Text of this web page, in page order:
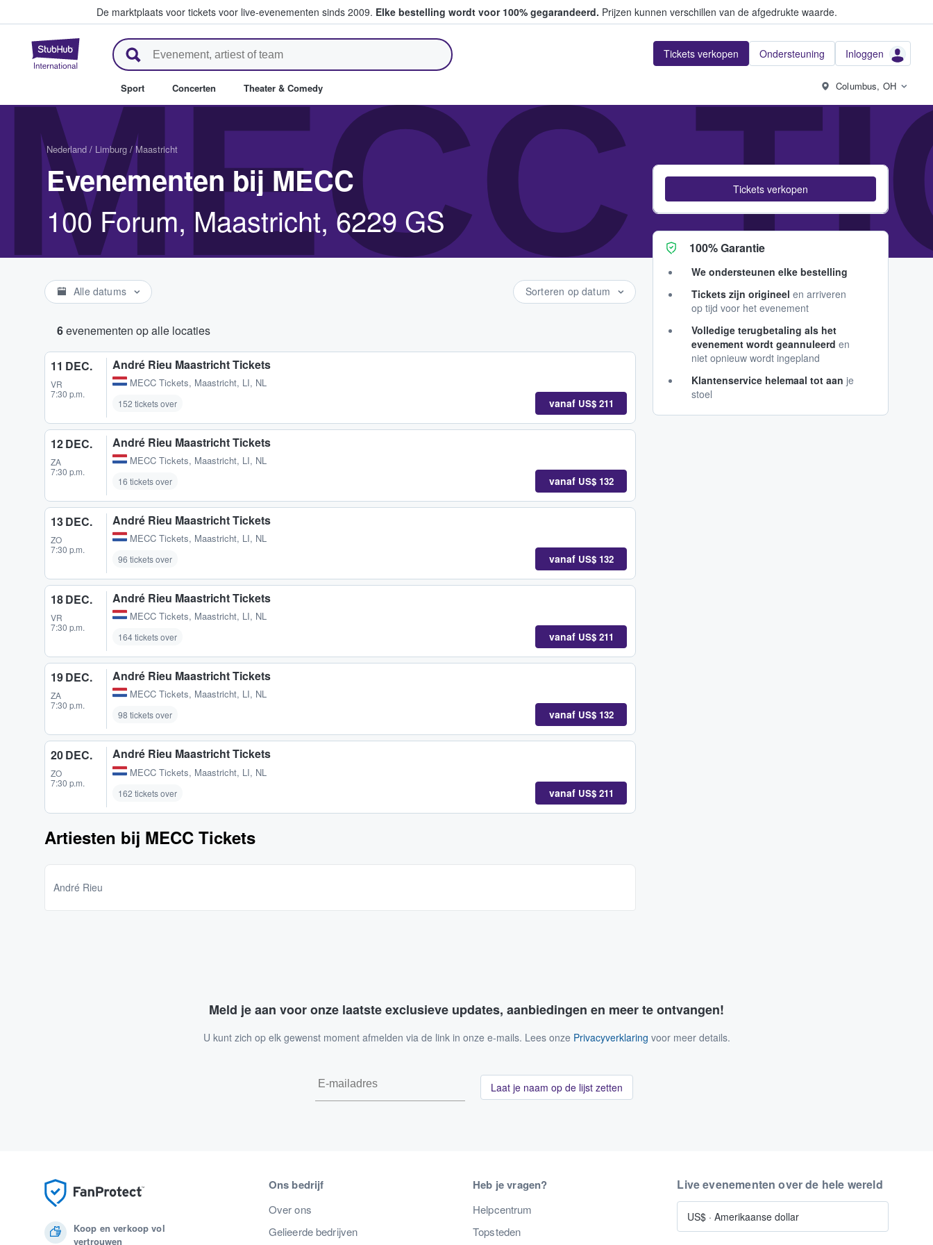
De marktplaats voor tickets voor live-evenementen sinds 2009. Elke bestelling wordt voor 100% gegarandeerd. Prijzen kunnen verschillen van de afgedrukte waarde.
StubHub: waar fans tickets kopen en verkopen Tickets verkopen Ondersteuning Inloggen
Sport Concerten Theater & Comedy Columbus, OH
MECC
Nederland / Limburg / Maastricht
Evenementen bij MECC
100 Forum, Maastricht, 6229 GS
Alle datums Sorteren op datum
6evenementen op alle locaties
11 DEC.
VR
7:30 p.m.
André Rieu Maastricht Tickets
MECC Tickets, Maastricht, LI, NL
152 tickets over vanaf US$ 211
12 DEC.
ZA
7:30 p.m.
André Rieu Maastricht Tickets
MECC Tickets, Maastricht, LI, NL
16 tickets over vanaf US$ 132
13 DEC.
ZO
7:30 p.m.
André Rieu Maastricht Tickets
MECC Tickets, Maastricht, LI, NL
96 tickets over vanaf US$ 132
18 DEC.
VR
7:30 p.m.
André Rieu Maastricht Tickets
MECC Tickets, Maastricht, LI, NL
164 tickets over vanaf US$ 211
19 DEC.
ZA
7:30 p.m.
André Rieu Maastricht Tickets
MECC Tickets, Maastricht, LI, NL
98 tickets over vanaf US$ 132
20 DEC.
ZO
7:30 p.m.
André Rieu Maastricht Tickets
MECC Tickets, Maastricht, LI, NL
162 tickets over vanaf US$ 211
Artiesten bij MECC Tickets
André Rieu
Tickets verkopen
100% Garantie
We ondersteunen elke bestelling
Tickets zijn origineel en arriveren
op tijd voor het evenement
Volledige terugbetaling als het
evenement wordt geannuleerd en
niet opnieuw wordt ingepland
Klantenservice helemaal tot aan je
stoel
Meld je aan voor onze laatste exclusieve updates, aanbiedingen en meer te ontvangen!
U kunt zich op elk gewenst moment afmelden via de link in onze e-mails. Lees onze Privacyverklaring voor meer details.
Laat je naam op de lijst zetten
Koop en verkoop vol
vertrouwen
Ons bedrijf
Over ons
Gelieerde bedrijven
Heb je vragen?
Helpcentrum
Topsteden
Live evenementen over de hele wereld
US$ ·Amerikaanse dollar